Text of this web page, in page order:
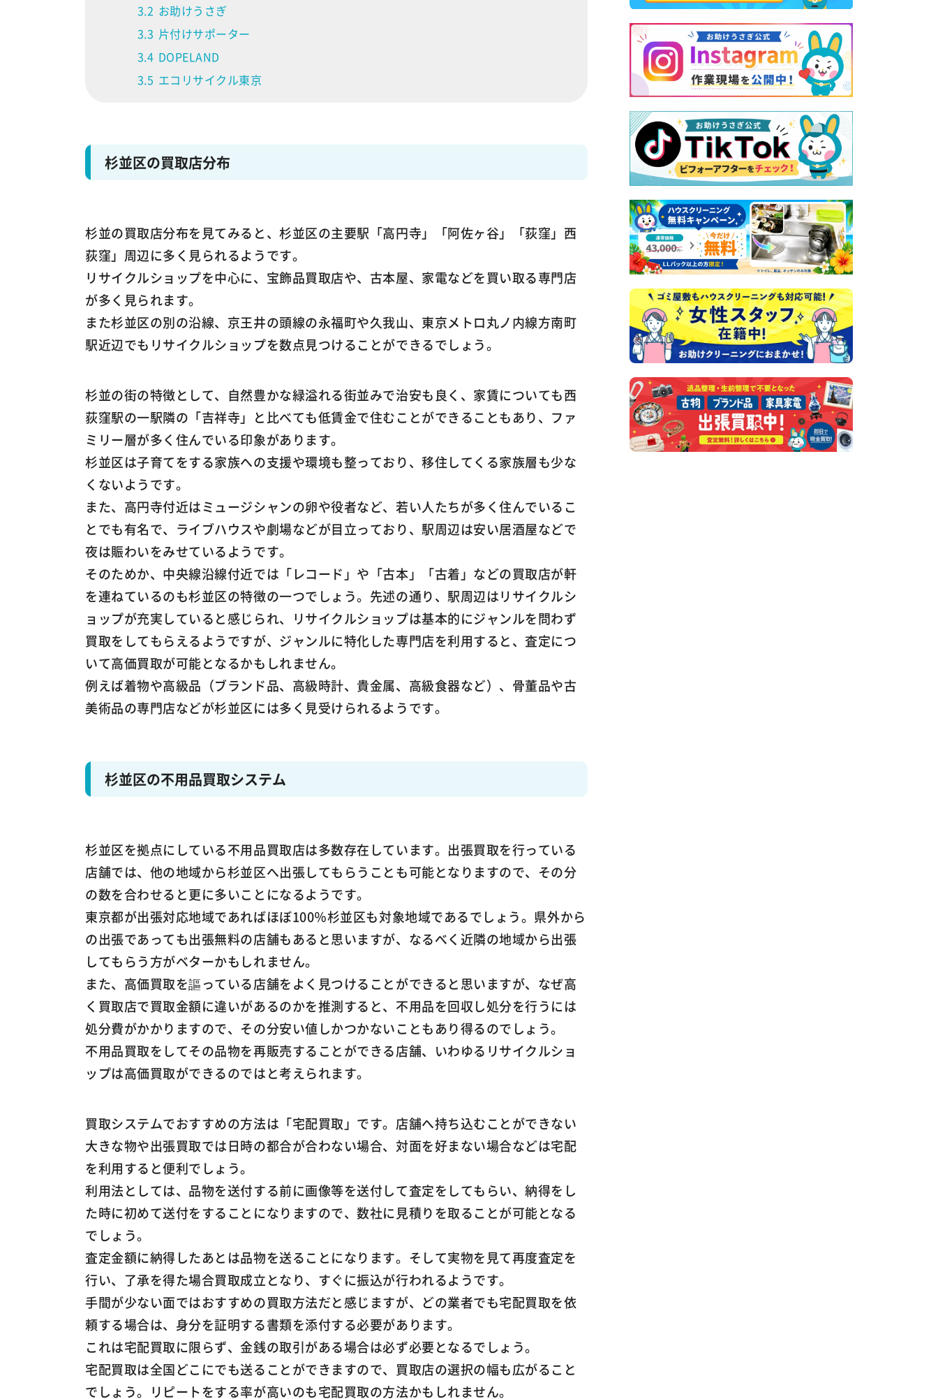
3.2 お助けうさぎ
3.3 片付けサポーター
3.4 DOPELAND
3.5 エコリサイクル東京
杉並区の買取店分布
杉並の買取店分布を見てみると、杉並区の主要駅「高円寺」「阿佐ヶ谷」「荻窪」西
荻窪」周辺に多く見られるようです。
リサイクルショップを中心に、宝飾品買取店や、古本屋、家電などを買い取る専門店
が多く見られます。
また杉並区の別の沿線、京王井の頭線の永福町や久我山、東京メトロ丸ノ内線方南町
駅近辺でもリサイクルショップを数点見つけることができるでしょう。
杉並の街の特徴として、自然豊かな緑溢れる街並みで治安も良く、家賃についても西
荻窪駅の一駅隣の「吉祥寺」と比べても低賃金で住むことができることもあり、ファ
ミリー層が多く住んでいる印象があります。
杉並区は子育てをする家族への支援や環境も整っており、移住してくる家族層も少な
くないようです。
また、高円寺付近はミュージシャンの卵や役者など、若い人たちが多く住んでいるこ
とでも有名で、ライブハウスや劇場などが目立っており、駅周辺は安い居酒屋などで
夜は賑わいをみせているようです。
そのためか、中央線沿線付近では「レコード」や「古本」「古着」などの買取店が軒
を連ねているのも杉並区の特徴の一つでしょう。先述の通り、駅周辺はリサイクルシ
ョップが充実していると感じられ、リサイクルショップは基本的にジャンルを問わず
買取をしてもらえるようですが、ジャンルに特化した専門店を利用すると、査定につ
いて高価買取が可能となるかもしれません。
例えば着物や高級品（ブランド品、高級時計、貴金属、高級食器など）、骨董品や古
美術品の専門店などが杉並区には多く見受けられるようです。
杉並区の不用品買取システム
杉並区を拠点にしている不用品買取店は多数存在しています。出張買取を行っている
店舗では、他の地域から杉並区へ出張してもらうことも可能となりますので、その分
の数を合わせると更に多いことになるようです。
東京都が出張対応地域であればほぼ100％杉並区も対象地域であるでしょう。県外から
の出張であっても出張無料の店舗もあると思いますが、なるべく近隣の地域から出張
してもらう方がベターかもしれません。
また、高価買取を謳っている店舗をよく見つけることができると思いますが、なぜ高
く買取店で買取金額に違いがあるのかを推測すると、不用品を回収し処分を行うには
処分費がかかりますので、その分安い値しかつかないこともあり得るのでしょう。
不用品買取をしてその品物を再販売することができる店舗、いわゆるリサイクルショ
ップは高価買取ができるのではと考えられます。
買取システムでおすすめの方法は「宅配買取」です。店舗へ持ち込むことができない
大きな物や出張買取では日時の都合が合わない場合、対面を好まない場合などは宅配
を利用すると便利でしょう。
利用法としては、品物を送付する前に画像等を送付して査定をしてもらい、納得をし
た時に初めて送付をすることになりますので、数社に見積りを取ることが可能となる
でしょう。
査定金額に納得したあとは品物を送ることになります。そして実物を見て再度査定を
行い、了承を得た場合買取成立となり、すぐに振込が行われるようです。
手間が少ない面ではおすすめの買取方法だと感じますが、どの業者でも宅配買取を依
頼する場合は、身分を証明する書類を添付する必要があります。
これは宅配買取に限らず、金銭の取引がある場合は必ず必要となるでしょう。
宅配買取は全国どこにでも送ることができますので、買取店の選択の幅も広がること
でしょう。リピートをする率が高いのも宅配買取の方法かもしれません。